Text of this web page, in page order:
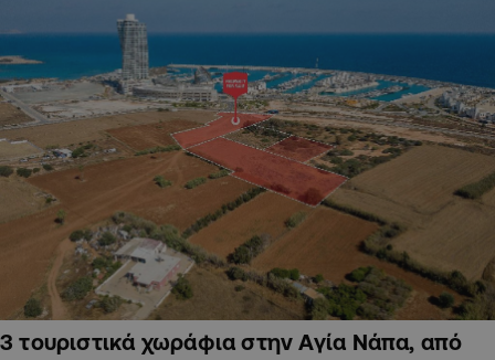
3 τουριστικά χωράφια στην Αγία Νάπα, από